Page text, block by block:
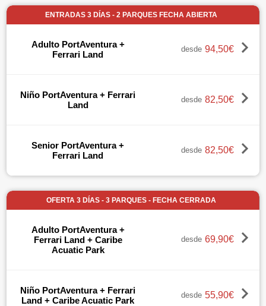
ENTRADAS 3 DÍAS - 2 PARQUES FECHA ABIERTA
Adulto PortAventura +
Ferrari Land
desde 94,50€
Niño PortAventura + Ferrari
Land
desde 82,50€
Senior PortAventura +
Ferrari Land
desde 82,50€
OFERTA 3 DÍAS - 3 PARQUES - FECHA CERRADA
Adulto PortAventura +
Ferrari Land + Caribe
Acuatic Park
desde 69,90€
Niño PortAventura + Ferrari
Land + Caribe Acuatic Park
desde 55,90€